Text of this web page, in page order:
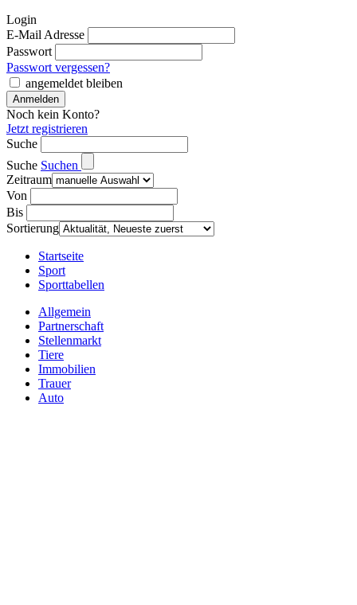
Login
E-Mail Adresse
Passwort
Passwort vergessen?
angemeldet bleiben
Noch kein Konto?
Jetzt registrieren
Suche
Suche Suchen
Zeitraum
Von
Bis
Sortierung
Startseite
Sport
Sporttabellen
Allgemein
Partnerschaft
Stellenmarkt
Tiere
Immobilien
Trauer
Auto